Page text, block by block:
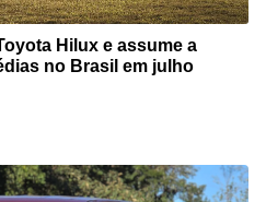
Hilux e assume a
no Brasil em julho